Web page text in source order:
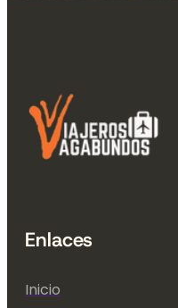
Enlaces
Inicio